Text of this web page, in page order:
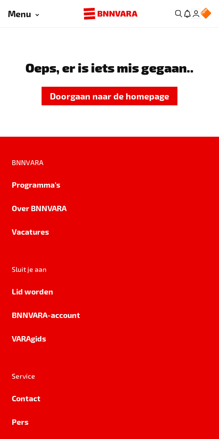
Menu
Oeps, er is iets mis gegaan..
Doorgaan naar de homepage
BNNVARA
Programma's
Over BNNVARA
Vacatures
Sluit je aan
Lid worden
BNNVARA-account
VARAgids
Service
Contact
Pers